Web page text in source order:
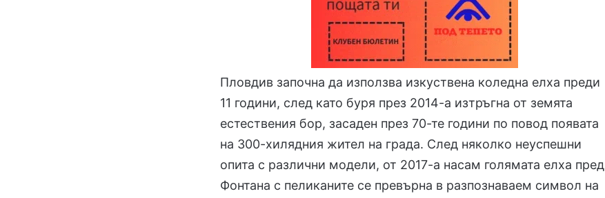
Пловдив започна да използва изкуствена коледна елха преди
11 години, след като буря през 2014-а изтръгна от земята
естествения бор, засаден през 70-те години по повод появата
на 300-хилядния жител на града. След няколко неуспешни
опита с различни модели, от 2017-а насам голямата елха пред
Фонтана с пеликаните се превърна в разпознаваем символ на